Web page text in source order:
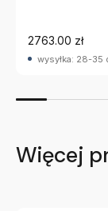
2763.00 zł
wysyłka: 28-35
Więcej